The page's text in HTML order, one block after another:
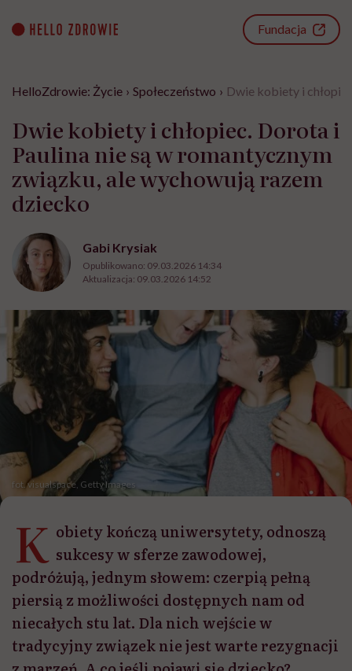
content
Fundacja
HelloZdrowie: Życie › Społeczeństwo › Dwie kobiety i
Dwie kobiety i chłopiec. Dorota i
Paulina nie są w romantycznym
związku, ale wychowują razem
dziecko
Gabi Krysiak
Opublikowano: 09.03.2026 14:34
Aktualizacja: 09.03.2026 14:52
fot. visualspace, Getty Images
K obiety kończą uniwersytety, odnoszą
sukcesy w sferze zawodowej,
podróżują, jednym słowem: czerpią pełną
piersią z możliwości dostępnych nam od
niecałych stu lat. Dla nich wejście w
tradycyjny związek nie jest warte rezygnacji